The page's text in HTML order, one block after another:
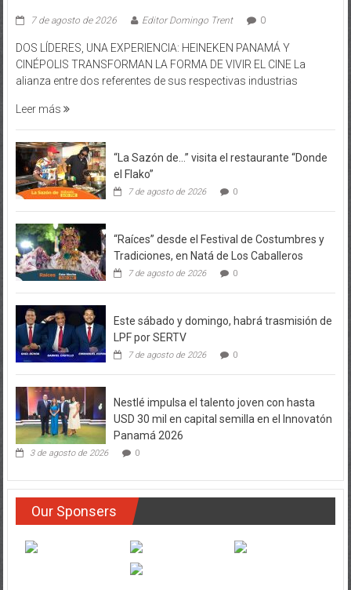
7 de agosto de 2026 Editor Domingo Trent 0
DOS LÍDERES, UNA EXPERIENCIA: HEINEKEN PANAMÁ Y
CINÉPOLIS TRANSFORMAN LA FORMA DE VIVIR EL CINE La
alianza entre dos referentes de sus respectivas industrias
Leer más
“La Sazón de…” visita el restaurante “Donde
el Flako”
7 de agosto de 2026 0
“Raíces” desde el Festival de Costumbres y
Tradiciones, en Natá de Los Caballeros
7 de agosto de 2026 0
Este sábado y domingo, habrá trasmisión de
LPF por SERTV
7 de agosto de 2026 0
Nestlé impulsa el talento joven con hasta
USD 30 mil en capital semilla en el Innovatón
Panamá 2026
3 de agosto de 2026 0
Our Sponsers